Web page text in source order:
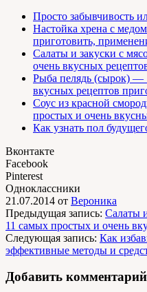
Просто забывчивость
Настойка хрена с
приготовить,
Салаты и закуски с
очень вкусных
Рыба пелядь (сырок) —
вкусных рецептов
Соус из красной
простых и очень
Как узнать пол
Вконтакте
Facebook
Pinterest
Одноклассники
21.07.2014 от Вероника
Предыдущая запись: Салаты
11 самых простых и очень
Следующая запись: Как
эффективные методы и
Добавить комментарий